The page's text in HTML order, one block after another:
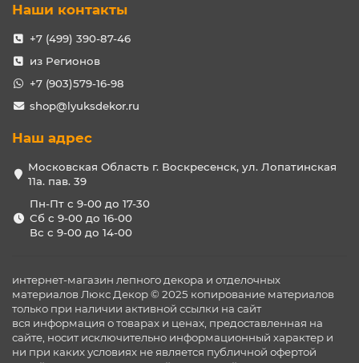
Наши контакты
+7 (499) 390-87-46
из Регионов
+7 (903)579-16-98
shop@lyuksdekor.ru
Наш адрес
Московская Область г. Воскресенск, ул. Лопатинская
11а. пав. 39
Пн-Пт с 9-00 до 17-30
Сб с 9-00 до 16-00
Вс с 9-00 до 14-00
интернет-магазин лепного декора и отделочных
материалов Люкс Декор © 2025 копирование материалов
только при наличии активной ссылки на сайт
вся информация о товарах и ценах, предоставленная на
сайте, носит исключительно информационный характер и
ни при каких условиях не является публичной офертой